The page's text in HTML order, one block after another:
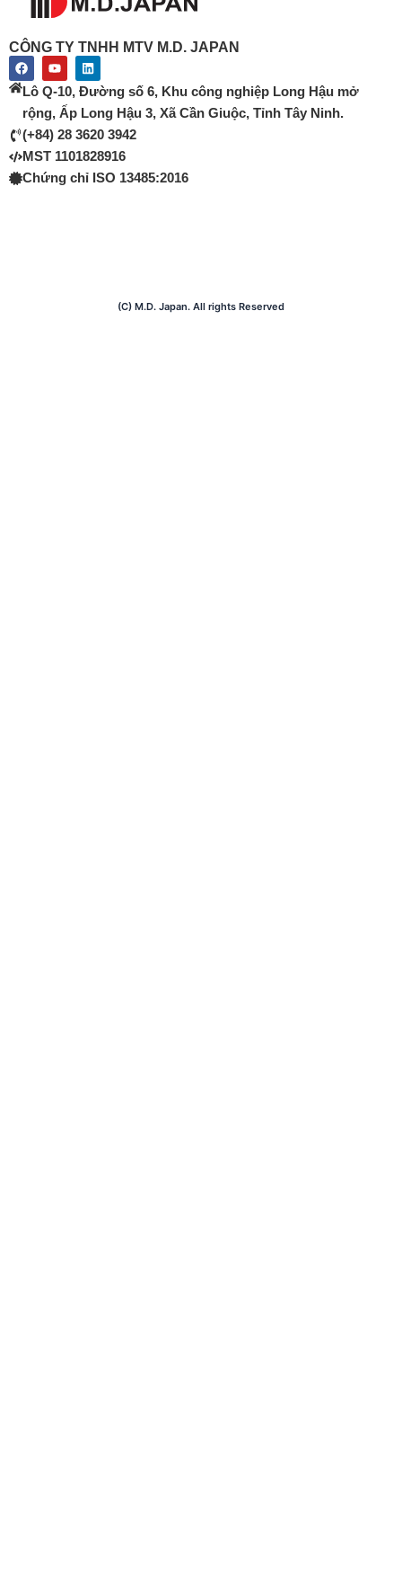
CÔNG TY TNHH MTV M.D. JAPAN
F
a
c
e
b
o
k
Y
o
u
t
u
b
e
L
i
n
k
e
i
n
Lô Q-10, Đường số 6, Khu công nghiệp Long Hậu mở
rộng, Ấp Long Hậu 3, Xã Cần Giuộc, Tỉnh Tây Ninh.
(+84) 28 3620 3942
MST 1101828916
Chứng chỉ ISO 13485:2016
(C) M.D. Japan. All rights Reserved